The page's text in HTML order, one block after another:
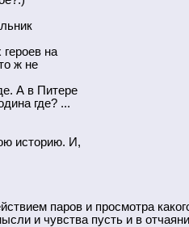
на
ж не
А в Питере
где? ...
историю. И,
паров и просмотра
и чувства пусть и в